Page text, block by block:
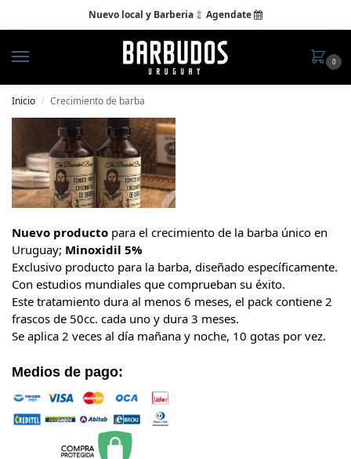
Nuevo local y Barberia Agendate
0
Inicio / Crecimiento de barba
Nuevo producto para el crecimiento de la barba único en
Uruguay; Minoxidil 5%
Exclusivo producto para la barba, diseñado específicamente.
Con estudios mundiales que comprueban su éxito.
Este tratamiento dura al menos 6 meses, el pack contiene 2
frascos de 50cc. cada uno y dura 3 meses.
Se aplica 2 veces al día mañana y noche, 10 gotas por vez.
Medios de pago: